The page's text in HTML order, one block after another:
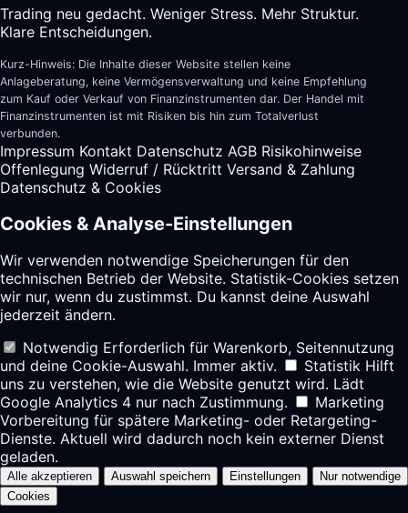
Trading neu gedacht. Weniger Stress. Mehr Struktur.
Klare Entscheidungen.
Kurz-Hinweis: Die Inhalte dieser Website stellen keine
Anlageberatung, keine Vermögensverwaltung und keine Empfehlung
zum Kauf oder Verkauf von Finanzinstrumenten dar. Der Handel mit
Finanzinstrumenten ist mit Risiken bis hin zum Totalverlust
verbunden.
Impressum Kontakt Datenschutz AGB Risikohinweise
Offenlegung Widerruf / Rücktritt Versand & Zahlung
Datenschutz & Cookies
Cookies & Analyse-Einstellungen
Wir verwenden notwendige Speicherungen für den
technischen Betrieb der Website. Statistik-Cookies setzen
wir nur, wenn du zustimmst. Du kannst deine Auswahl
jederzeit ändern.
Notwendig Erforderlich für Warenkorb, Seitennutzung
und deine Cookie-Auswahl. Immer aktiv.
Statistik Hilft
uns zu verstehen, wie die Website genutzt wird. Lädt
Google Analytics 4 nur nach Zustimmung.
Marketing
Vorbereitung für spätere Marketing- oder Retargeting-
Dienste. Aktuell wird dadurch noch kein externer Dienst
geladen.
Alle akzeptieren Auswahl speichern Einstellungen
Nur notwendige
Cookies